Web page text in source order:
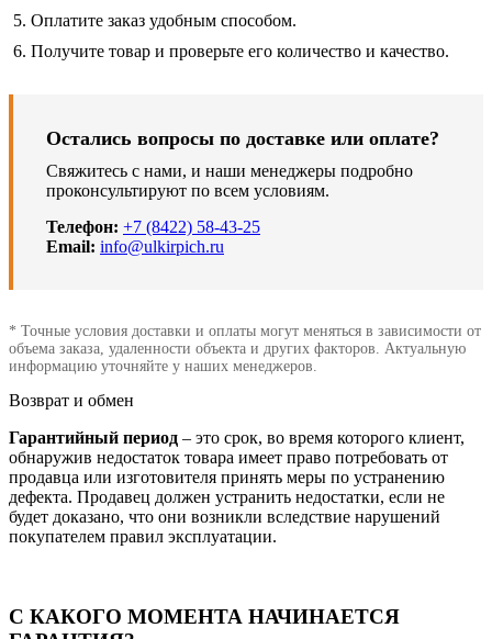
Оплатите заказ удобным способом.
Получите товар и проверьте его количество и качество.
Остались вопросы по доставке или оплате?
Свяжитесь с нами, и наши менеджеры подробно
проконсультируют по всем условиям.
Телефон: +7 (8422) 58-43-25
Email: info@ulkirpich.ru
* Точные условия доставки и оплаты могут меняться в зависимости от
объема заказа, удаленности объекта и других факторов. Актуальную
информацию уточняйте у наших менеджеров.
Возврат и обмен
Гарантийный период – это срок, во время которого клиент,
обнаружив недостаток товара имеет право потребовать от
продавца или изготовителя принять меры по устранению
дефекта. Продавец должен устранить недостатки, если не
будет доказано, что они возникли вследствие нарушений
покупателем правил эксплуатации.
С КАКОГО МОМЕНТА НАЧИНАЕТСЯ